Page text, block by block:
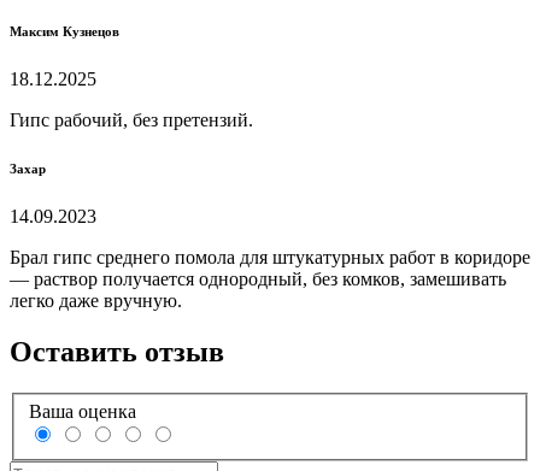
Максим Кузнецов
18.12.2025
Гипс рабочий, без претензий.
Захар
14.09.2023
Брал гипс среднего помола для штукатурных работ в коридоре
— раствор получается однородный, без комков, замешивать
легко даже вручную.
Оставить отзыв
Ваша оценка